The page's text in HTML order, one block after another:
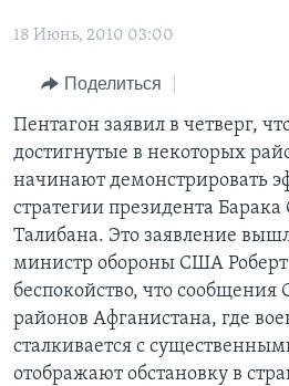
основной
Перейти
поиск
ИТОГИ
ПОЧЕМУ ЭТО ВАЖНО?
ДИСКУССИЯ VOA
ДЕТАЛИ
НЬЮ-ЙОРК NEW YORK
АМЕРИКА. БОЛЬШОЕ
НАША АМЕРИКАНСКАЯ ИСТОРИЯ
А КАК В АМЕРИКЕ?
АРТЕФАКТЫ
АМЕРИКАНСКИЕ ГОРОДКИ
ТЕСТЫ
ИНТЕРВЬЮ
ФАКТЫ ПРОТИВ ФЕЙКОВ
ЗА СВОБОДУ ПРЕССЫ
УЧИМ АНГЛИЙСКИЙ
ВИДЕО
ПОДПИСКА НА НОВОСТИ
Learning English
СОЦИАЛЬНЫЕ СЕТИ
18 Июнь, 2010 03:00
Поделиться
Пентагон заявил в четверг,
достигнутые в некоторых
начинают демонстрировать
стратегии президента
Талибана. Это заявление
министр обороны США Роберт
беспокойство, что
районов Афганистана, где
сталкивается с
отображают обстановку в